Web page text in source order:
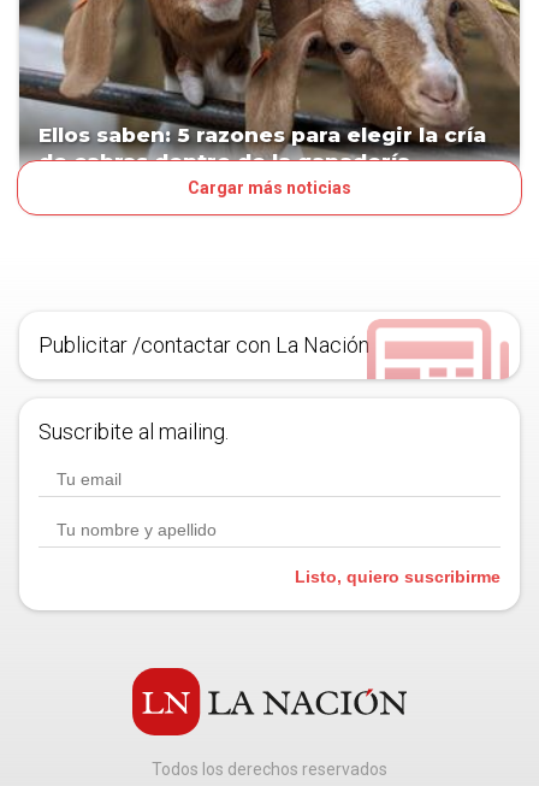
Ellos saben: 5 razones para elegir la cría
de cabras dentro de la ganadería
Cargar más noticias
Publicitar /contactar con La Nación
Suscribite al mailing.
Listo, quiero suscribirme
Todos los derechos reservados